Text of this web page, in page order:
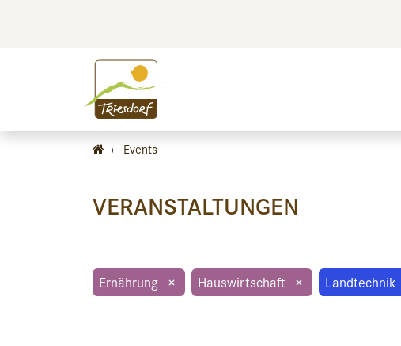
› Events
VERANSTALTUNGEN
Ernährung × Hauswirtschaft × Landtechnik